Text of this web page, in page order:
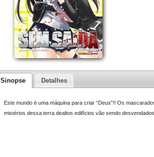
Sinopse Detalhes
Este mundo é uma máquina para criar “Deus”!! Os
mistérios dessa terra dealtos edifícios vão sendo